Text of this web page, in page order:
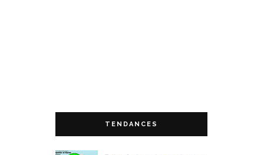
TENDANCES